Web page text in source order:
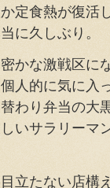
定食熱が復活
に久しぶり。
かな激戦区に
人的に気に入
わり弁当の大
いサラリーマ
立たない店構